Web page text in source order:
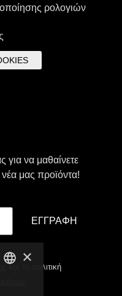
ρολογιών
για να μαθαίνετε
μας προϊόντα!
ΕΓΓΡΑΦΉ
και τη πολιτική
×